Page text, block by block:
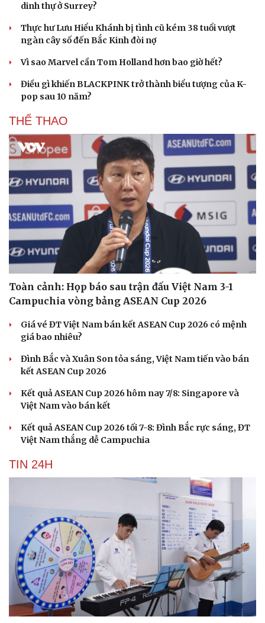
Cải chính
dinh thự ở Surrey?
Thực hư Lưu Hiểu Khánh bị tình cũ kém 38 tuổi vượt
ngàn cây số đến Bắc Kinh đòi nợ
Vì sao Marvel cần Tom Holland hơn bao giờ hết?
Điều gì khiến BLACKPINK trở thành biểu tượng của K-
pop sau 10 năm?
THỂ THAO
Toàn cảnh: Họp báo sau trận đấu Việt Nam 3-1
Campuchia vòng bảng ASEAN Cup 2026
Giá vé ĐT Việt Nam bán kết ASEAN Cup 2026 có mệnh
giá bao nhiêu?
Đình Bắc và Xuân Son tỏa sáng, Việt Nam tiến vào bán
kết ASEAN Cup 2026
Kết quả ASEAN Cup 2026 hôm nay 7/8: Singapore và
Việt Nam vào bán kết
Kết quả ASEAN Cup 2026 tối 7-8: Đình Bắc rực sáng, ĐT
Việt Nam thắng dễ Campuchia
TIN 24H